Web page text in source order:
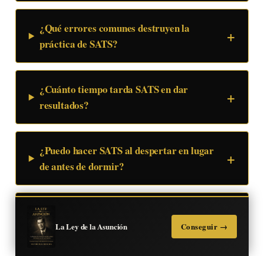
¿Qué errores comunes destruyen la
práctica de SATS?
¿Cuánto tiempo tarda SATS en dar
resultados?
¿Puedo hacer SATS al despertar en lugar
de antes de dormir?
¿Qué hago si me duermo antes de
completar la escena?
La Ley de la Asunción Conseguir →